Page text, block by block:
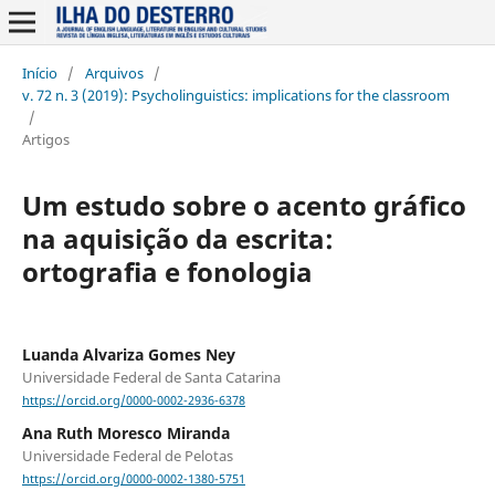
Início / Arquivos /
v. 72 n. 3 (2019): Psycholinguistics: implications for the classroom
/
Artigos
Um estudo sobre o acento gráfico
na aquisição da escrita:
ortografia e fonologia
Luanda Alvariza Gomes Ney
Universidade Federal de Santa Catarina
https://orcid.org/0000-0002-2936-6378
Ana Ruth Moresco Miranda
Universidade Federal de Pelotas
https://orcid.org/0000-0002-1380-5751